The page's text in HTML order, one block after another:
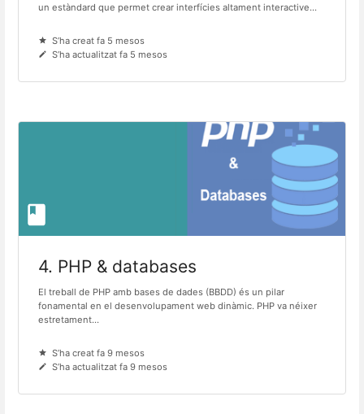
un estàndard que permet crear interfícies altament interactive...
S’ha creat fa 5 mesos
S’ha actualitzat fa 5 mesos
4. PHP & databases
El treball de PHP amb bases de dades (BBDD) és un pilar
fonamental en el desenvolupament web dinàmic. PHP va néixer
estretament...
S’ha creat fa 9 mesos
S’ha actualitzat fa 9 mesos